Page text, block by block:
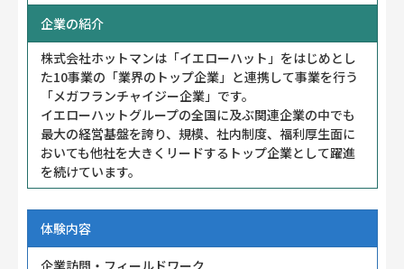
企業の紹介
株式会社ホットマンは「イエローハット」をはじめとし
た10事業の「業界のトップ企業」と連携して事業を行う
「メガフランチャイジー企業」です。
イエローハットグループの全国に及ぶ関連企業の中でも
最大の経営基盤を誇り、規模、社内制度、福利厚生面に
おいても他社を大きくリードするトップ企業として躍進
を続けています。
体験内容
企業訪問・フィールドワーク